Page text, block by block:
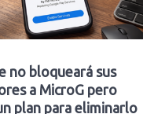
no bloqueará sus
a MicroG pero
plan para eliminarlo